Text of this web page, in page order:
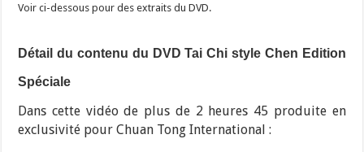
Voir ci-dessous pour des extraits du DVD.
Détail du contenu du DVD Tai Chi style Chen Edition
Spéciale
Dans cette vidéo de plus de 2 heures 45 produite en
exclusivité pour Chuan Tong International :